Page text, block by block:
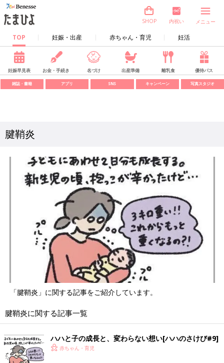
TOP 妊娠・出産 赤ちゃん・育児 妊活
SHOP 内祝い メニュー
妊娠早見表 お金・手続き 名づけ 出産準備 離乳食 優待パス
雑誌・書籍 アプリ SNS キャンペーン 写真スタジオ
腱鞘炎
「腱鞘炎」に関する記事をご紹介しています。
腱鞘炎に関する記事一覧
ハハと子の成長と、変わらない想い[ハハのさけび#9]
赤ちゃん・育児